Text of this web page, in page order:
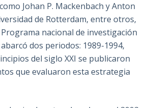
Johan P. Mackenbach y Anton
de Rotterdam, entre otros,
nacional de investigación
dos periodos: 1989-1994,
del siglo XXI se publicaron
que evaluaron esta estrategia